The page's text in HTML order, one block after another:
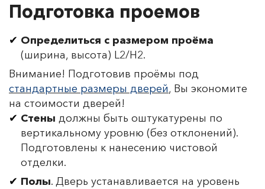
Подготовка проемов
Определиться с размером проёма
(ширина, высота) L2/H2.
Внимание! Подготовив проёмы под
стандартные размеры дверей, Вы экономите
на стоимости дверей!
Стены должны быть оштукатурены по
вертикальному уровню (без отклонений).
Подготовлены к нанесению чистовой
отделки.
Полы. Дверь устанавливается на уровень